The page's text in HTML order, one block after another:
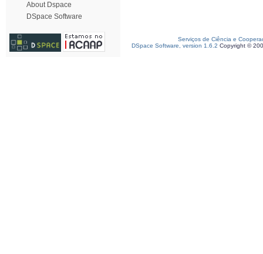
About Dspace
DSpace Software
Serviços de Ciência e
DSpace Software, version 1.6.2 Copyright ©